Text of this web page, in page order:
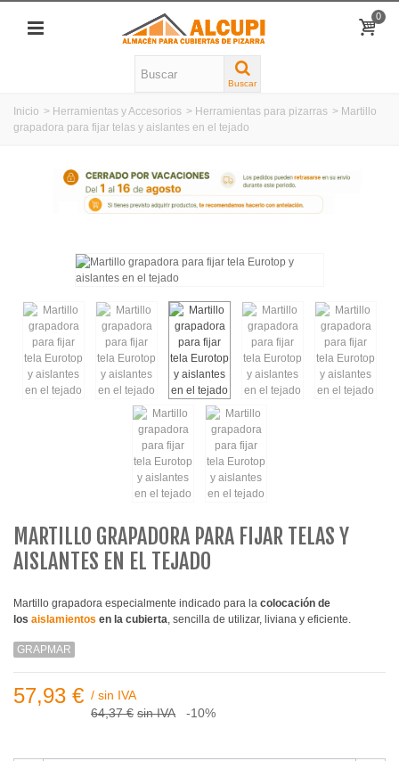
0
Buscar
Inicio > Herramientas y Accesorios > Herramientas para pizarras > Martillo
grapadora para fijar telas y aislantes en el tejado
MARTILLO GRAPADORA PARA FIJAR TELAS Y
AISLANTES EN EL TEJADO
Martillo grapadora especialmente indicado para la colocación de
los aislamientos en la cubierta, sencilla de utilizar, liviana y eficiente.
GRAPMAR
57,93 € / sin IVA
64,37 € sin IVA -10%